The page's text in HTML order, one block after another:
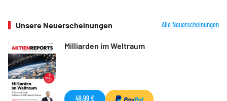
Unsere Neuerscheinungen Alle Neuerscheinungen
Milliarden im Weltraum
49,99 €